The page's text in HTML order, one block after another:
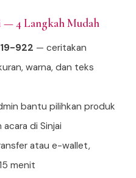
— 4 Langkah Mudah
922 — ceritakan
warna, dan teks
bantu pilihkan produk
di Sinjai
atau e-wallet,
menit